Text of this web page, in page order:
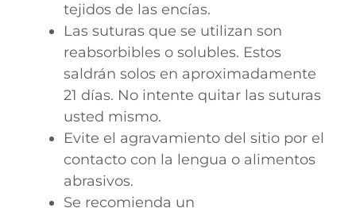
tejidos de las encías.
Las suturas que se utilizan son
reabsorbibles o solubles. Estos
saldrán solos en aproximadamente
21 días. No intente quitar las suturas
usted mismo.
Evite el agravamiento del sitio por el
contacto con la lengua o alimentos
abrasivos.
Se recomienda un